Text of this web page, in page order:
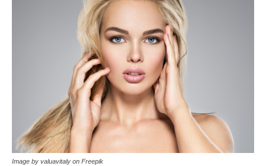
Image by valuavitaly on Freepik